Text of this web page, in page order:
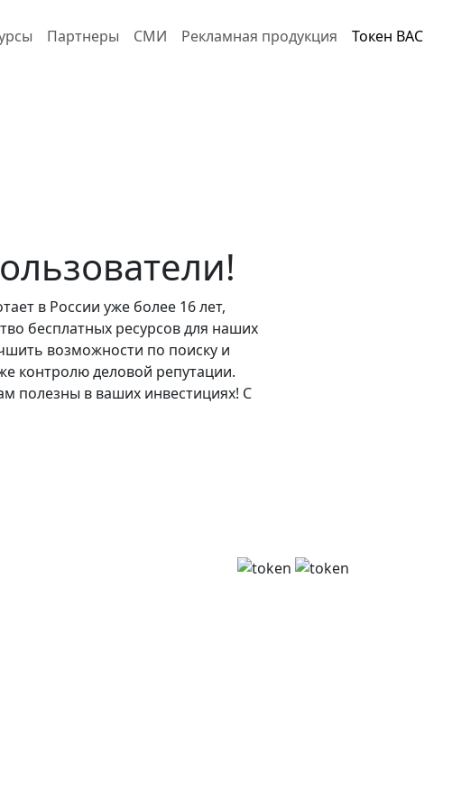
Партнеры СМИ Рекламная продукция Токен BAC
в России уже более 16 лет,
бесплатных ресурсов для наших
возможности по поиску и
контролю деловой репутации.
полезны в ваших инвестициях! С